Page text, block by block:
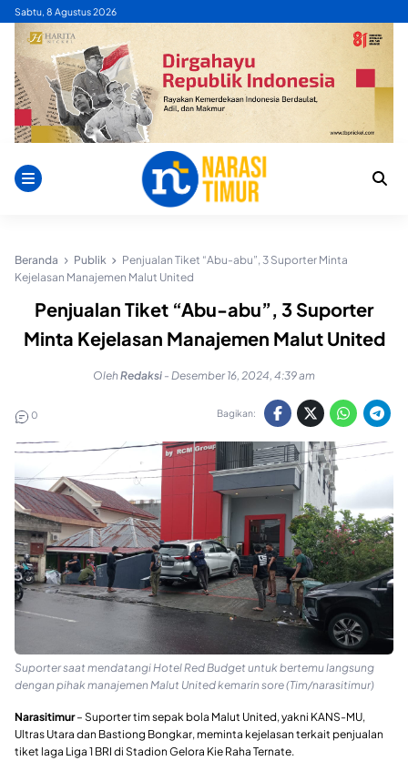
Skip
content
Sabtu, 8 Agustus 2026
Beranda Publik
Penjualan Tiket “Abu-abu”, 3 Suporter Minta
Kejelasan Manajemen Malut United
Penjualan Tiket “Abu-abu”, 3 Suporter
Minta Kejelasan Manajemen Malut United
OlehRedaksi - Desember 16, 2024, 4:39 am
0 Bagikan:
Suporter saat mendatangi Hotel Red Budget untuk bertemu langsung
dengan pihak manajemen Malut United kemarin sore (Tim/narasitimur)
Narasitimur– Suporter tim sepak bola Malut United, yakni KANS-MU,
Ultras Utara dan Bastiong Bongkar, meminta kejelasan terkait penjualan
tiket laga Liga 1 BRI di Stadion Gelora Kie Raha Ternate.